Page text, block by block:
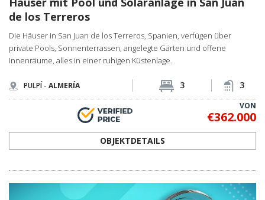
de los Terreros
Die Häuser in San Juan de los Terreros, Spanien, verfügen über
private Pools, Sonnenterrassen, angelegte Gärten und offene
Innenräume, alles in einer ruhigen Küstenlage.
PULPÍ - ALMERÍA 3 3
VON
€362.000
OBJEKTDETAILS